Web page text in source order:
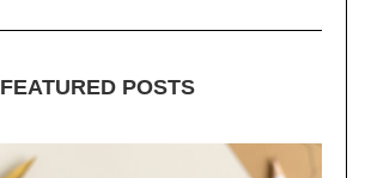
FEATURED POSTS